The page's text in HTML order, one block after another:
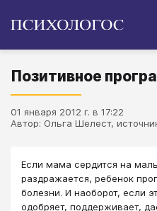
Позитивное
01 января 2012 г. в 17:22
Автор: Ольга Шелест,
​Если мама сердится на
раздражается, ребенок
болезни. И наоборот, если
одобряет, поддерживает,